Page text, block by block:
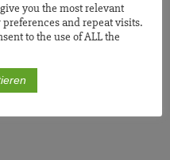
you the most relevant
and repeat visits.
to the use of ALL the